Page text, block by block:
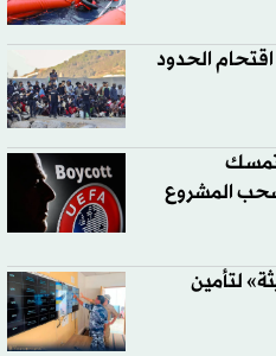
الحدود
يتمسك
المشروع
لتأمين